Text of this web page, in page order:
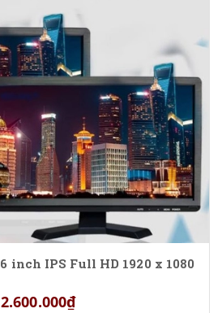
inch IPS Full HD 1920 x 1080
2.600.000₫